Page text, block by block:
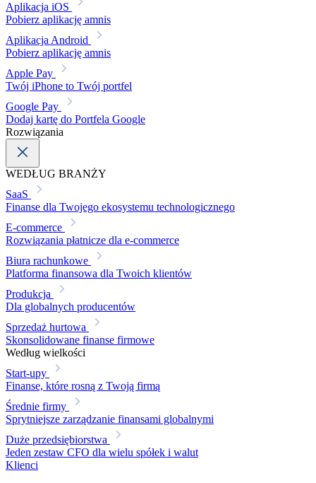
Aplikacja iOS
Pobierz aplikację amnis
Aplikacja Android
Pobierz aplikację amnis
Apple Pay
Twój iPhone to Twój portfel
Google Pay
Dodaj kartę do Portfela Google
Rozwiązania
WEDŁUG BRANŻY
SaaS
Finanse dla Twojego ekosystemu technologicznego
E-commerce
Rozwiązania płatnicze dla e-commerce
Biura rachunkowe
Platforma finansowa dla Twoich klientów
Produkcja
Dla globalnych producentów
Sprzedaż hurtowa
Skonsolidowane finanse firmowe
Według wielkości
Start-upy
Finanse, które rosną z Twoją firmą
Średnie firmy
Sprytniejsze zarządzanie finansami globalnymi
Duże przedsiębiorstwa
Jeden zestaw CFO dla wielu spółek i walut
Klienci